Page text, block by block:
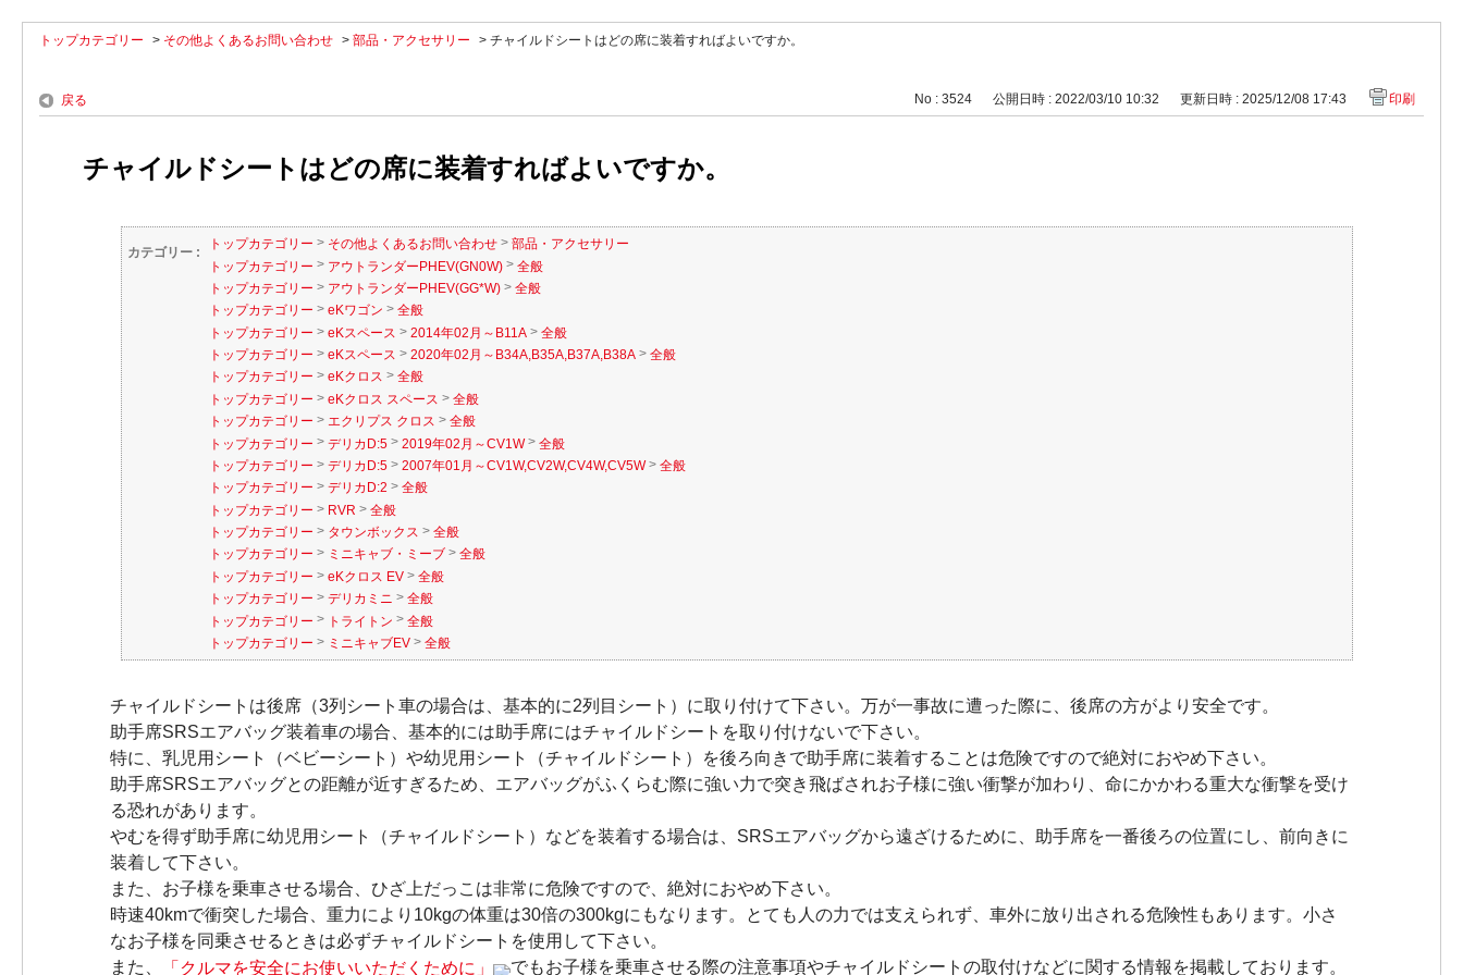
トップカテゴリー > その他よくあるお問い合わせ > 部品・アクセサリー > チャイルドシートはどの席に装着すればよいですか。
戻る No : 3524 公開日時 : 2022/03/10 10:32 更新日時 : 2025/12/08 17:43 印刷
チャイルドシートはどの席に装着すればよいですか。
カテゴリー :
トップカテゴリー > その他よくあるお問い合わせ > 部品・アクセサリー
トップカテゴリー > アウトランダーPHEV(GN0W) > 全般
トップカテゴリー > アウトランダーPHEV(GG*W) > 全般
トップカテゴリー > eKワゴン > 全般
トップカテゴリー > eKスペース > 2014年02月～B11A > 全般
トップカテゴリー > eKスペース > 2020年02月～B34A,B35A,B37A,B38A > 全般
トップカテゴリー > eKクロス > 全般
トップカテゴリー > eKクロス スペース > 全般
トップカテゴリー > エクリプス クロス > 全般
トップカテゴリー > デリカD:5 > 2019年02月～CV1W> 全般
トップカテゴリー > デリカD:5 > 2007年01月～CV1W,CV2W,CV4W,CV5W> 全般
トップカテゴリー > デリカD:2 > 全般
トップカテゴリー > RVR > 全般
トップカテゴリー > タウンボックス > 全般
トップカテゴリー > ミニキャブ・ミーブ > 全般
トップカテゴリー > eKクロス EV > 全般
トップカテゴリー > デリカミニ > 全般
トップカテゴリー > トライトン > 全般
トップカテゴリー > ミニキャブEV > 全般
チャイルドシートは後席（3列シート車の場合は、基本的に2列目シート）に取り付けて下さい。万が一事故に遭った際に、後席の方がより安全です。
助手席SRSエアバッグ装着車の場合、基本的には助手席にはチャイルドシートを取り付けないで下さい。
特に、乳児用シート（ベビーシート）や幼児用シート（チャイルドシート）を後ろ向きで助手席に装着することは危険ですので絶対におやめ下さい。
助手席SRSエアバッグとの距離が近すぎるため、エアバッグがふくらむ際に強い力で突き飛ばされお子様に強い衝撃が加わり、命にかかわる重大な衝撃を受け
る恐れがあります。
やむを得ず助手席に幼児用シート（チャイルドシート）などを装着する場合は、SRSエアバッグから遠ざけるために、助手席を一番後ろの位置にし、前向きに
装着して下さい。
また、お子様を乗車させる場合、ひざ上だっこは非常に危険ですので、絶対におやめ下さい。
時速40kmで衝突した場合、重力により10kgの体重は30倍の300kgにもなります。とても人の力では支えられず、車外に放り出される危険性もあります。小さ
なお子様を同乗させるときは必ずチャイルドシートを使用して下さい。
また、
「クルマを安全にお使いいただくために」 でもお子様を乗車させる際の注意事項やチャイルドシートの取付けなどに関する情報を掲載しております。